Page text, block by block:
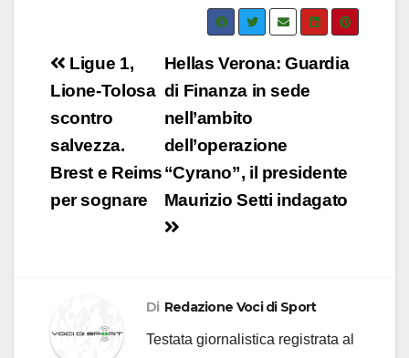
Navigazione
articoli
Hellas Verona: Guardia
di Finanza in sede
nell’ambito
dell’operazione
“Cyrano”, il presidente
Maurizio Setti indagato
Ligue 1,
Lione-Tolosa
scontro
salvezza.
Brest e Reims
per sognare
Di Redazione Voci di Sport
Testata giornalistica registrata al